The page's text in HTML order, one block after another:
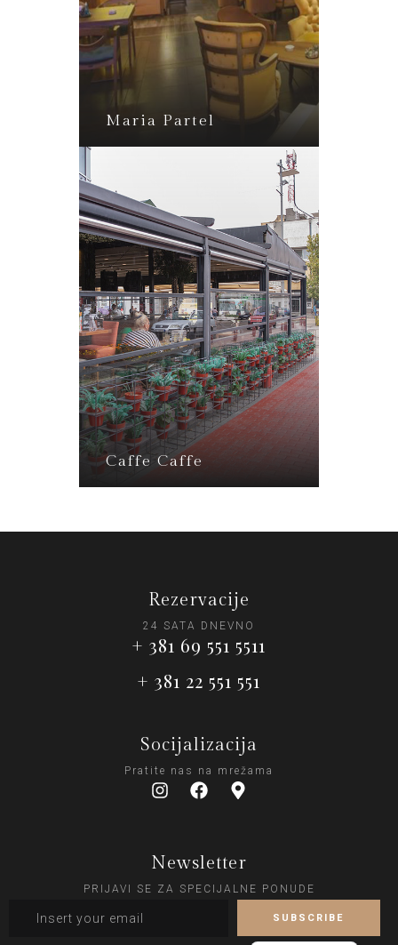
Maria Partel
Caffe Caffe
Rezervacije
24 SATA DNEVNO
+ 381 69 551 5511
+ 381 22 551 551
Socijalizacija
Pratite nas na mrežama
Newsletter
PRIJAVI SE ZA SPECIJALNE PONUDE
English